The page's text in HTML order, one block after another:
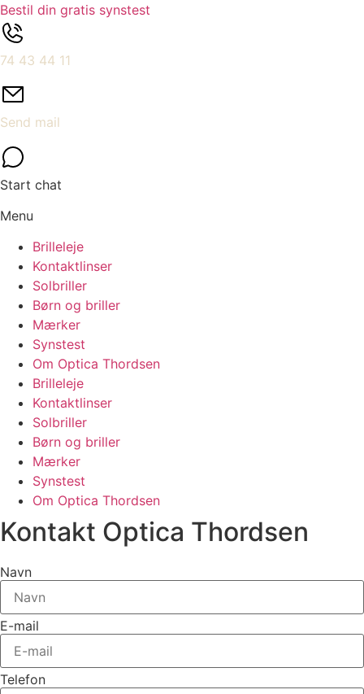
Bestil din gratis synstest
74 43 44 11
Send mail
Start chat
Menu
Brilleleje
Kontaktlinser
Solbriller
Børn og briller
Mærker
Synstest
Om Optica Thordsen
Brilleleje
Kontaktlinser
Solbriller
Børn og briller
Mærker
Synstest
Om Optica Thordsen
Kontakt Optica Thordsen
Navn
E-mail
Telefon